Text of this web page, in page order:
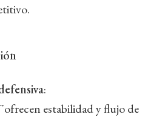
:
ofrecen estabilidad y flujo de